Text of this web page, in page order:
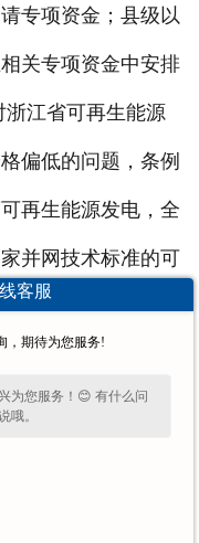
专项资金；县级以
关专项资金中安排
江省可再生能源
偏低的问题，条例
再生能源发电，全
并网技术标准的可
按照核定的电价和
补贴。条例草案还
农村可再生能源开
再生能源技术设
客服
，期待为您服务!
为您服务！😊 有什么问
哦。